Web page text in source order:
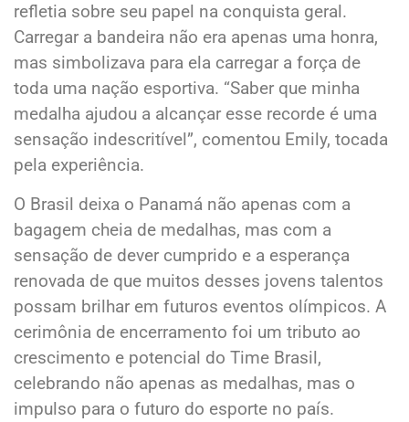
refletia sobre seu papel na conquista geral.
Carregar a bandeira não era apenas uma honra,
mas simbolizava para ela carregar a força de
toda uma nação esportiva. “Saber que minha
medalha ajudou a alcançar esse recorde é uma
sensação indescritível”, comentou Emily, tocada
pela experiência.
O Brasil deixa o Panamá não apenas com a
bagagem cheia de medalhas, mas com a
sensação de dever cumprido e a esperança
renovada de que muitos desses jovens talentos
possam brilhar em futuros eventos olímpicos. A
cerimônia de encerramento foi um tributo ao
crescimento e potencial do Time Brasil,
celebrando não apenas as medalhas, mas o
impulso para o futuro do esporte no país.